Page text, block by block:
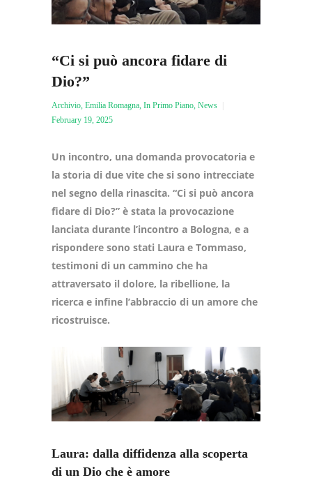
“Ci si può ancora fidare di
Dio?”
Archivio Emilia Romagna In Primo Piano News
February 19, 2025
Un incontro, una domanda provocatoria e
la storia di due vite che si sono intrecciate
nel segno della rinascita. “Ci si può ancora
fidare di Dio?” è stata la provocazione
lanciata durante l’incontro a Bologna, e a
rispondere sono stati Laura e Tommaso,
testimoni di un cammino che ha
attraversato il dolore, la ribellione, la
ricerca e infine l’abbraccio di un amore che
ricostruisce.
Laura: dalla diffidenza alla scoperta
di un Dio che è amore